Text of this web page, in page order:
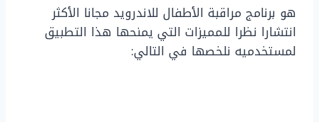
هو برنامج مراقبة الأطفال للاندرويد مجانا الأكثر
انتشارا نظرا للمميزات التي يمنحها هذا التطبيق
لمستخدميه نلخصها في التالي: